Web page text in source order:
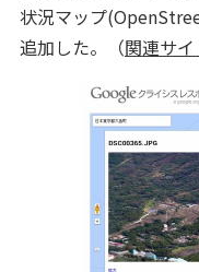
状況マップ
追加した。（関連サイ